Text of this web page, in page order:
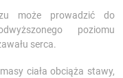
może prowadzić do
poziomu
serca.
ciała obciąża stawy,